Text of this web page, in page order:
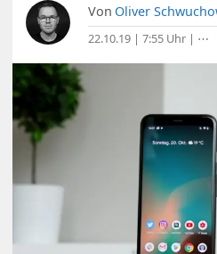
Von Oliver
22.10.19 | 7:55 Uhr | ⋯